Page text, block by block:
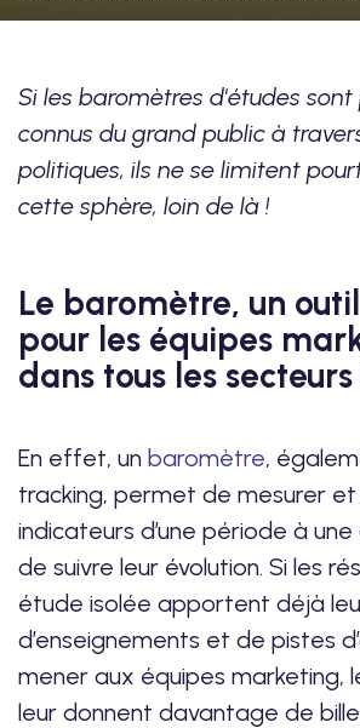
Si les baromètres d'études
connus du grand public à
politiques, ils ne se limitent
cette sphère, loin de là !
Le baromètre, un
pour les équipes
dans tous les secteurs
En effet, un baromètre,
tracking, permet de mesurer
indicateurs d’une période à
de suivre leur évolution. Si les
étude isolée apportent déjà
d’enseignements et de pistes
mener aux équipes marketing,
leur donnent davantage de